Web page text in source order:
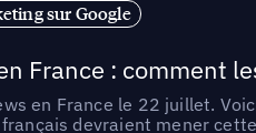
sur Google
France : comment
en France le 22 juillet.
devraient mener